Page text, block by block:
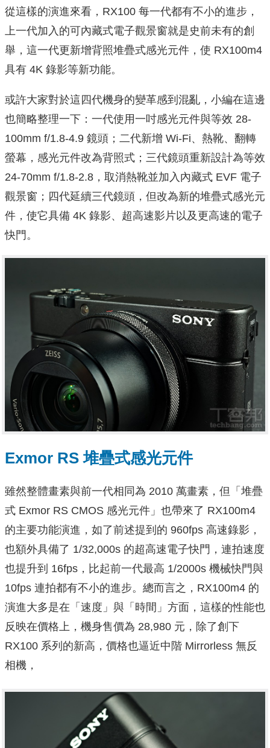
從這樣的演進來看，RX100 每一代都有不小的進步，
上一代加入的可內藏式電子觀景窗就是史前未有的創
舉，這一代更新增背照堆疊式感光元件，使 RX100m4
具有 4K 錄影等新功能。
或許大家對於這四代機身的變革感到混亂，小編在這邊
也簡略整理一下：一代使用一吋感光元件與等效 28-
100mm f/1.8-4.9 鏡頭；二代新增 Wi-Fi、熱靴、翻轉
螢幕，感光元件改為背照式；三代鏡頭重新設計為等效
24-70mm f/1.8-2.8，取消熱靴並加入內藏式 EVF 電子
觀景窗；四代延續三代鏡頭，但改為新的堆疊式感光元
件，使它具備 4K 錄影、超高速影片以及更高速的電子
快門。
Exmor RS 堆疊式感光元件
雖然整體畫素與前一代相同為 2010 萬畫素，但「堆疊
式 Exmor RS CMOS 感光元件」也帶來了 RX100m4
的主要功能演進，如了前述提到的 960fps 高速錄影，
也額外具備了 1/32,000s 的超高速電子快門，連拍速度
也提升到 16fps，比起前一代最高 1/2000s 機械快門與
10fps 連拍都有不小的進步。總而言之，RX100m4 的
演進大多是在「速度」與「時間」方面，這樣的性能也
反映在價格上，機身售價為 28,980 元，除了創下
RX100 系列的新高，價格也逼近中階 Mirrorless 無反
相機，